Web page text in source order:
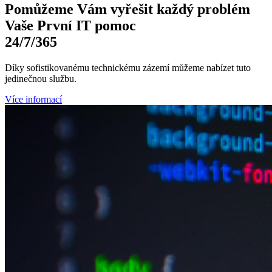
Pomůžeme Vám vyřešit každý problém
Vaše První IT pomoc
24/7/365
Díky sofistikovanému technickému zázemí můžeme nabízet tuto
jedinečnou službu.
Více informací